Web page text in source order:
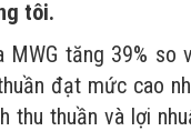
tôi.
tăng 39% so
đạt mức cao
thu thuần và lợi